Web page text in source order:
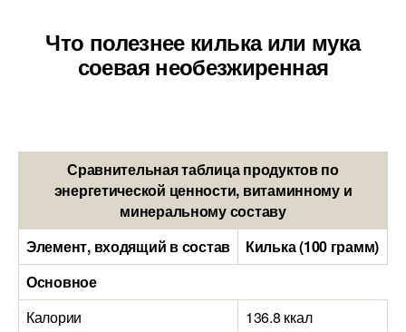
Что полезнее килька или мука
соевая необезжиренная
Сравнительная таблица продуктов по
энергетической ценности, витаминному и
минеральному составу
Элемент, входящий в состав
Килька (100 грамм)
Основное
Калории
136.8 ккал